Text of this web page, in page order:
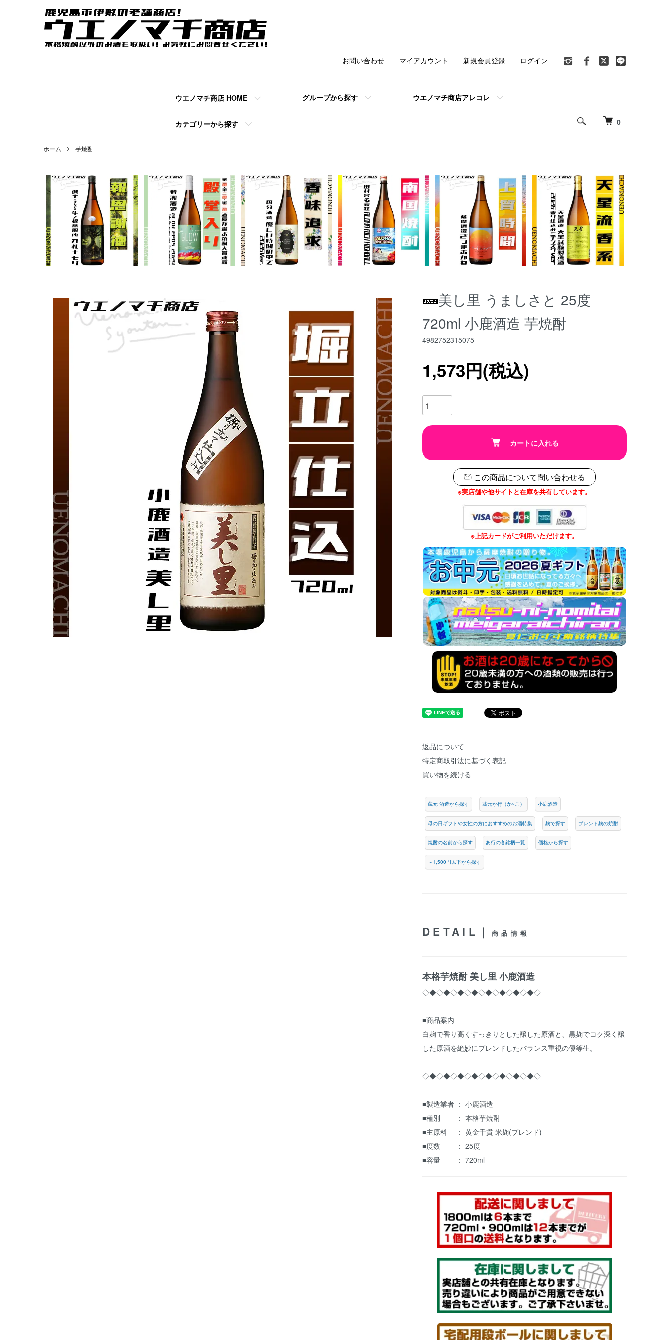
0
ウエノマチ商店 HOME
カテゴリーから探す
グループから探す ウエノマチ商店アレコレ
お問い合わせ マイアカウント 新規会員登録 ログイン
ホーム 芋焼酎
美し里 うましさと 25度
720ml 小鹿酒造 芋焼酎
4982752315075
1,573円(税込)
カートに入れる
この商品について問い合わせる
※実店舗や他サイトと在庫を共有しています。
※上記カードがご利用いただけます。
返品について
特定商取引法に基づく表記
買い物を続ける
蔵元 酒造から探す 蔵元か行（か~こ） 小鹿酒造
母の日ギフトや女性の方におすすめのお酒特集 麹で探す ブレンド麹の焼酎
焼酎の名前から探す あ行の各銘柄一覧 価格から探す
～1,500円以下から探す
DETAIL｜商品情報
本格芋焼酎 美し里 小鹿酒造
◇◆◇◆◇◆◇◆◇◆◇◆◇◆◇◆◇
■商品案内
白麹で香り高くすっきりとした醸した原酒と、黒麹でコク深く醸
した原酒を絶妙にブレンドしたバランス重視の優等生。
◇◆◇◆◇◆◇◆◇◆◇◆◇◆◇◆◇
■製造業者 ： 小鹿酒造
■種別 ： 本格芋焼酎
■主原料 ： 黄金千貫 米麹(ブレンド)
■度数 ： 25度
■容量 ： 720ml